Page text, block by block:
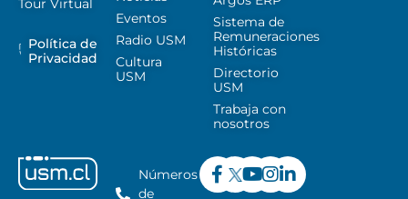
Tour Virtual
Política de
Privacidad
Eventos
Radio USM
Cultura
USM
Sistema de
Remuneraciones
Históricas
Directorio
USM
Trabaja con
nosotros
Números
de